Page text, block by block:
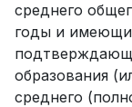
среднего
годы и
образования
среднего